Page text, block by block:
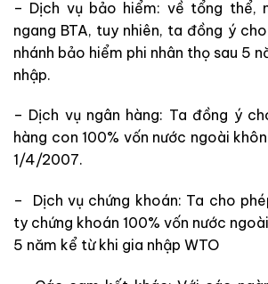
– Dịch vụ bảo hiểm: về tổng thể,
ngang BTA, tuy nhiên, ta đồng ý
nhánh bảo hiểm phi nhân thọ sau 5
nhập.
– Dịch vụ ngân hàng: Ta đồng ý
hàng con 100% vốn nước ngoài
1/4/2007.
– Dịch vụ chứng khoán: Ta cho
ty chứng khoán 100% vốn nước
5 năm kể từ khi gia nhập WTO